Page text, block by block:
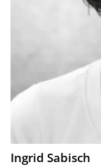
Ingrid Sabisch